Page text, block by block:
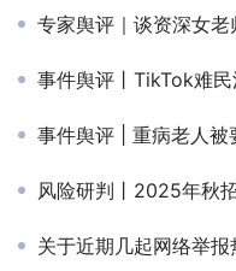
专家舆评｜谈资深女老师在
事件舆评丨TikTok难
事件舆评 | 重病老人被
风险研判丨2025年秋招
关于近期几起网络举